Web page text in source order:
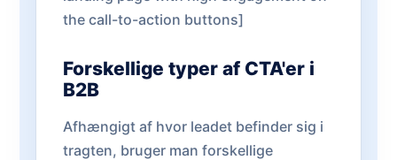
the call-to-action buttons]
Forskellige typer af CTA'er i
B2B
Afhængigt af hvor leadet befinder sig i
tragten, bruger man forskellige